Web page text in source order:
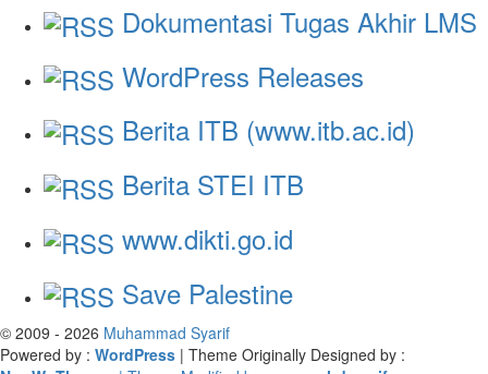
Dokumentasi Tugas Akhir LMS
WordPress Releases
Berita ITB (www.itb.ac.id)
Berita STEI ITB
www.dikti.go.id
Save Palestine
© 2009 - 2026 Muhammad Syarif
Powered by : WordPress | Theme Originally Designed by :